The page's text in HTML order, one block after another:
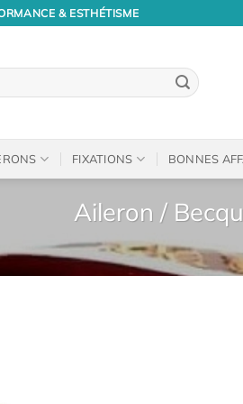
& ESTHÉTISME
FIXATIONS BONNES
Aileron /